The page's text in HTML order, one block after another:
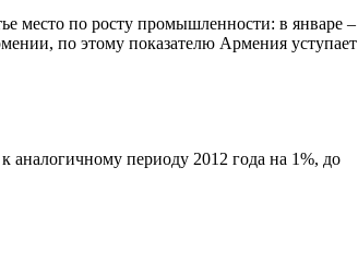
место по росту промышленности: в январе –
по этому показателю Армения уступает
периоду 2012 года на 1%, до